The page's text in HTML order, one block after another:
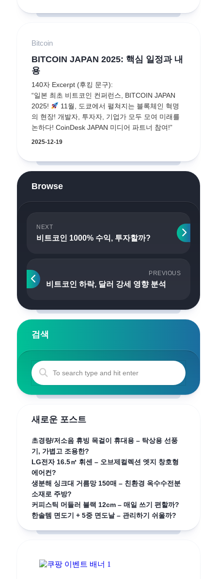
Bitcoin
BITCOIN JAPAN 2025: 핵심 일정과 내
용
140자 Excerpt (후킹 문구):
“일본 최초 비트코인 컨퍼런스, BITCOIN JAPAN
2025!
11월, 도쿄에서 펼쳐지는 블록체인 혁명
의 현장! 개발자, 투자자, 기업가 모두 모여 미래를
논하다! CoinDesk JAPAN 미디어 파트너 참여!”
2025-12-19
Browse
NEXT
비트코인 1000% 수익, 투자할까?
PREVIOUS
비트코인 하락, 달러 강세 영향 분석
검색
새로운 포스트
초경량/저소음 휴빙 목걸이 휴대용 – 탁상용 선풍
기, 가볍고 조용한?
LG전자 16.5㎡ 휘센 – 오브제컬렉션 엣지 창호형
에어컨?
생분해 싱크대 거름망 150매 – 친환경 옥수수전분
소재로 주방?
커피스틱 머들러 블랙 12cm – 매일 쓰기 편할까?
한솔템 면도기 + 5중 면도날 – 관리하기 쉬울까?